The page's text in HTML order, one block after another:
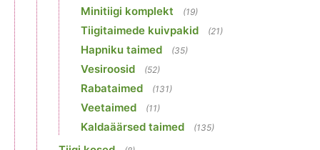
Minitiigi komplekt (19)
Tiigitaimede kuivpakid (21)
Hapniku taimed (35)
Vesiroosid (52)
Rabataimed (131)
Veetaimed (11)
Kaldaäärsed taimed (135)